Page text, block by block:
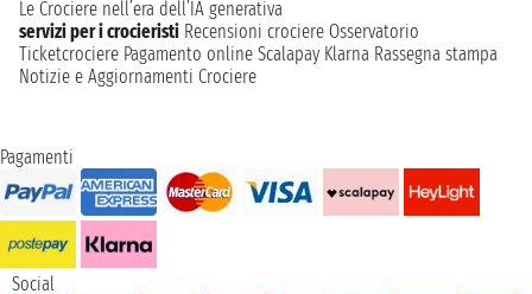
Le Crociere nell’era dell’IA generativa
servizi per i crocieristi Recensioni crociere Osservatorio
Ticketcrociere Pagamento online Scalapay Klarna Rassegna stampa
Notizie e Aggiornamenti Crociere
Pagamenti
Social